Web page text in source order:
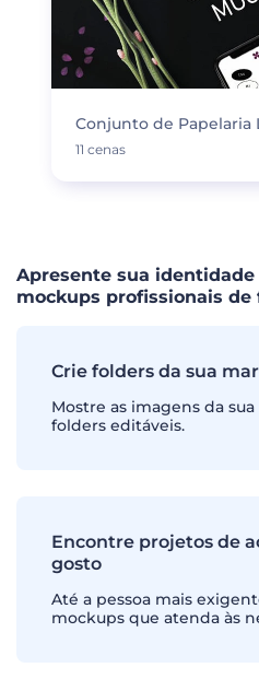
Conjunto de Papelaria
11 cenas
Apresente sua
mockups profissionais de
Crie folders da sua
Mostre as imagens da
folders editáveis.
Encontre projetos de
gosto
Até a pessoa mais
mockups que atenda às